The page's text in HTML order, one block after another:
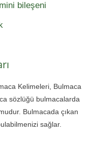
bileşeni
Kelimeleri, Bulmaca
sözlüğü bulmacalarda
Bulmacada çıkan
sağlar.